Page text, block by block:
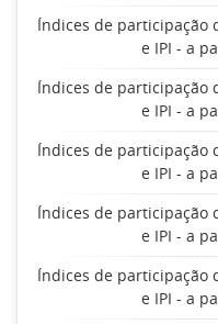
Índices de participação
e IPI - a
Índices de participação
e IPI - a
Índices de participação
e IPI - a
Índices de participação
e IPI - a
Índices de participação
e IPI - a